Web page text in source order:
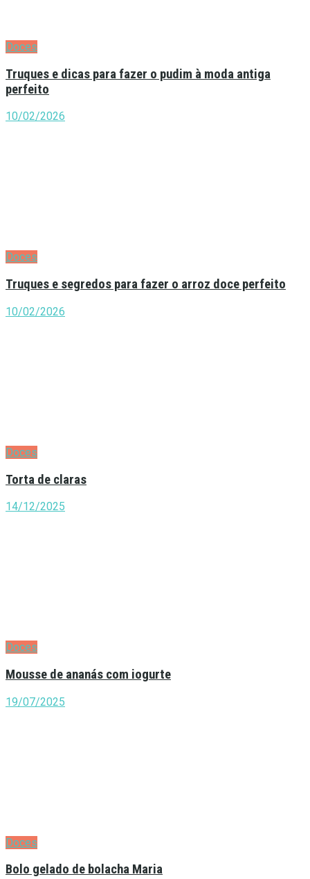
Doces
Truques e dicas para fazer o pudim à moda antiga
perfeito
10/02/2026
Doces
Truques e segredos para fazer o arroz doce perfeito
10/02/2026
Doces
Torta de claras
14/12/2025
Doces
Mousse de ananás com iogurte
19/07/2025
Doces
Bolo gelado de bolacha Maria